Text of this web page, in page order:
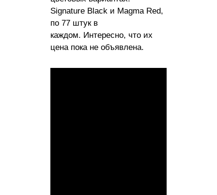
Signature Black и Magma Red,
по 77 штук в
каждом. Интересно, что их
цена пока не объявлена.